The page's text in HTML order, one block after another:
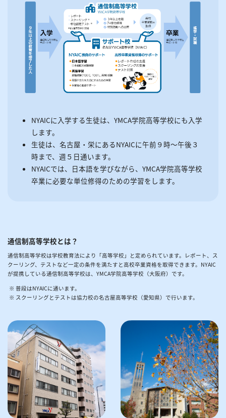
NYAICに入学する生徒は、YMCA学院高等学校にも入学
します。
生徒は、名古屋・栄にあるNYAICに午前９時～午後３
時まで、週５日通います。
NYAICでは、日本語を学びながら、YMCA学院高等学校
卒業に必要な単位修得のための学習をします。
通信制高等学校とは？
通信制高等学校は学校教育法により「高等学校」と定められています。レポート、ス
クーリング、テストなど一定の条件を満たすと高校卒業資格を取得できます。NYAIC
が提携している通信制高等学校は、YMCA学院高等学校（大阪府）です。
普段はNYAICに通います。
スクーリングとテストは協力校の名古屋高等学校（愛知県）で行います。